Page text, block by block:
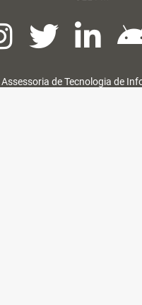
Assessoria de Tecnologia de